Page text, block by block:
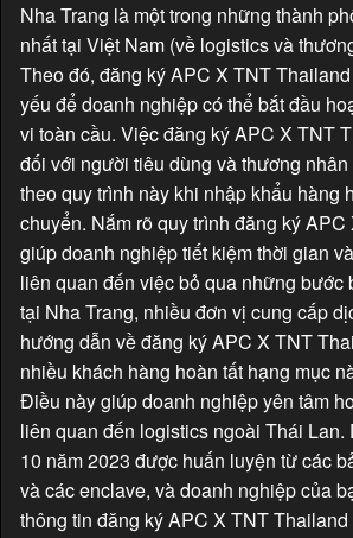
Nha Trang là một trong những thành
nhất tại Việt Nam (về logistics và
Theo đó, đăng ký APC X TNT
yếu để doanh nghiệp có thể bắt đầu
vi toàn cầu. Việc đăng ký APC X TNT
đối với người tiêu dùng và thương
theo quy trình này khi nhập khẩu hàng
chuyển. Nắm rõ quy trình đăng ký
giúp doanh nghiệp tiết kiệm thời gian
liên quan đến việc bỏ qua những bước
tại Nha Trang, nhiều đơn vị cung cấp
hướng dẫn về đăng ký APC X TNT
nhiều khách hàng hoàn tất hạng mục
Điều này giúp doanh nghiệp yên tâm
liên quan đến logistics ngoài Thái Lan.
10 năm 2023 được huấn luyện từ các
và các enclave, và doanh nghiệp của
thông tin đăng ký APC X TNT